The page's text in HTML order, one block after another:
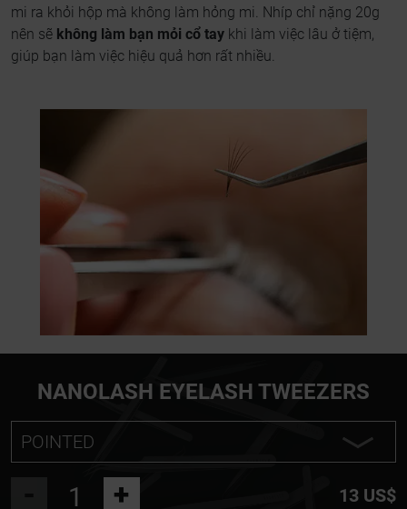
mi ra khỏi hộp mà không làm hỏng mi. Nhíp chỉ nặng 20g
nên sẽ không làm bạn mỏi cổ tay khi làm việc lâu ở tiệm,
giúp bạn làm việc hiệu quả hơn rất nhiều.
NANOLASH EYELASH TWEEZERS
POINTED
POINTED
+ 13 US$